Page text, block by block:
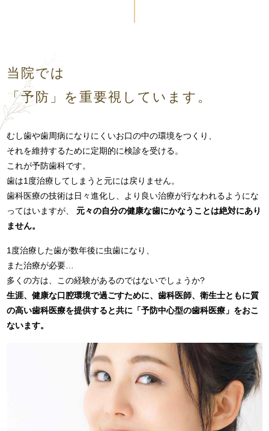
当院では
「予防」を重要視しています。
むし歯や歯周病になりにくいお口の中の環境をつくり、
それを維持するために定期的に検診を受ける。
これが予防歯科です。
歯は1度治療してしまうと元には戻りません。
歯科医療の技術は日々進化し、より良い治療が行なわれるようにな
ってはいますが、 元々の自分の健康な歯にかなうことは絶対にあり
ません。
1度治療した歯が数年後に虫歯になり、
また治療が必要…
多くの方は、この経験があるのではないでしょうか?
生涯、健康な口腔環境で過ごすために、歯科医師、衛生士ともに質
の高い歯科医療を提供すると共に「予防中心型の歯科医療」をおこ
ないます。